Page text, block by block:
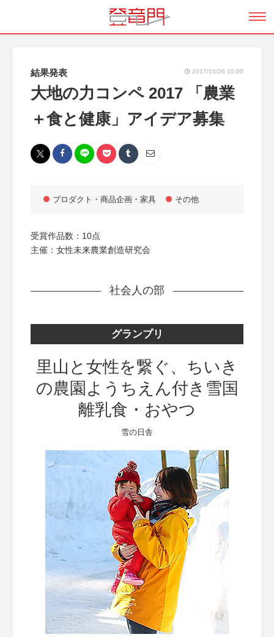
結果発表 2017/10/26 10:00
大地の力コンペ 2017 「農業
＋食と健康」アイデア募集
プロダクト・商品企画・家具 その他
受賞作品数：10点
主催：女性未来農業創造研究会
社会人の部
グランプリ
里山と女性を繋ぐ、ちいき
の農園ようちえん付き雪国
離乳食・おやつ
雪の日舎